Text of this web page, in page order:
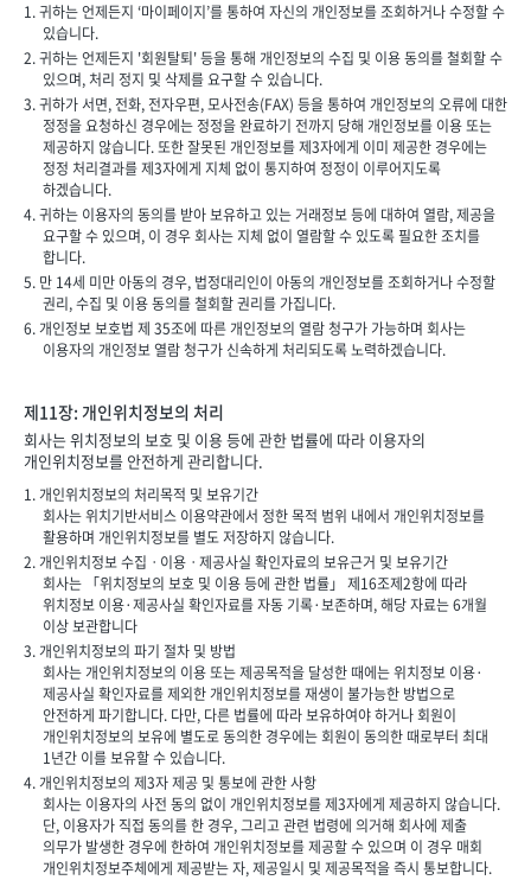
1. 귀하는 언제든지 ‘마이페이지’를 통하여 자신의 개인정보를 조회하거나 수정할 수
있습니다.
2. 귀하는 언제든지 '회원탈퇴' 등을 통해 개인정보의 수집 및 이용 동의를 철회할 수
있으며, 처리 정지 및 삭제를 요구할 수 있습니다.
3. 귀하가 서면, 전화, 전자우편, 모사전송(FAX) 등을 통하여 개인정보의 오류에 대한
정정을 요청하신 경우에는 정정을 완료하기 전까지 당해 개인정보를 이용 또는
제공하지 않습니다. 또한 잘못된 개인정보를 제3자에게 이미 제공한 경우에는
정정 처리결과를 제3자에게 지체 없이 통지하여 정정이 이루어지도록
하겠습니다.
4. 귀하는 이용자의 동의를 받아 보유하고 있는 거래정보 등에 대하여 열람, 제공을
요구할 수 있으며, 이 경우 회사는 지체 없이 열람할 수 있도록 필요한 조치를
합니다.
5. 만 14세 미만 아동의 경우, 법정대리인이 아동의 개인정보를 조회하거나 수정할
권리, 수집 및 이용 동의를 철회할 권리를 가집니다.
6. 개인정보 보호법 제 35조에 따른 개인정보의 열람 청구가 가능하며 회사는
이용자의 개인정보 열람 청구가 신속하게 처리되도록 노력하겠습니다.
제11장: 개인위치정보의 처리
회사는 위치정보의 보호 및 이용 등에 관한 법률에 따라 이용자의
개인위치정보를 안전하게 관리합니다.
1. 개인위치정보의 처리목적 및 보유기간
회사는 위치기반서비스 이용약관에서 정한 목적 범위 내에서 개인위치정보를
활용하며 개인위치정보를 별도 저장하지 않습니다.
2. 개인위치정보 수집ㆍ이용ㆍ제공사실 확인자료의 보유근거 및 보유기간
회사는 「위치정보의 보호 및 이용 등에 관한 법률」 제16조제2항에 따라
위치정보 이용·제공사실 확인자료를 자동 기록·보존하며, 해당 자료는 6개월
이상 보관합니다
3. 개인위치정보의 파기 절차 및 방법
회사는 개인위치정보의 이용 또는 제공목적을 달성한 때에는 위치정보 이용·
제공사실 확인자료를 제외한 개인위치정보를 재생이 불가능한 방법으로
안전하게 파기합니다. 다만, 다른 법률에 따라 보유하여야 하거나 회원이
개인위치정보의 보유에 별도로 동의한 경우에는 회원이 동의한 때로부터 최대
1년간 이를 보유할 수 있습니다.
4. 개인위치정보의 제3자 제공 및 통보에 관한 사항
회사는 이용자의 사전 동의 없이 개인위치정보를 제3자에게 제공하지 않습니다.
단, 이용자가 직접 동의를 한 경우, 그리고 관련 법령에 의거해 회사에 제출
의무가 발생한 경우에 한하여 개인위치정보를 제공할 수 있으며 이 경우 매회
개인위치정보주체에게 제공받는 자, 제공일시 및 제공목적을 즉시 통보합니다.